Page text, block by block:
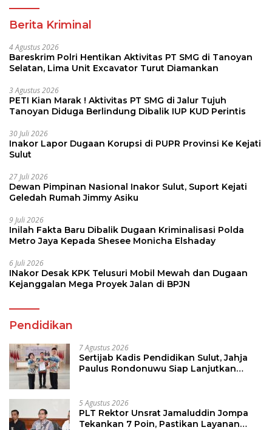
Berita Kriminal
4 Agustus 2026
Bareskrim Polri Hentikan Aktivitas PT SMG di Tanoyan
Selatan, Lima Unit Excavator Turut Diamankan
3 Agustus 2026
PETI Kian Marak ! Aktivitas PT SMG di Jalur Tujuh
Tanoyan Diduga Berlindung Dibalik IUP KUD Perintis
30 Juli 2026
Inakor Lapor Dugaan Korupsi di PUPR Provinsi Ke Kejati
Sulut
27 Juli 2026
Dewan Pimpinan Nasional Inakor Sulut, Suport Kejati
Geledah Rumah Jimmy Asiku
9 Juli 2026
Inilah Fakta Baru Dibalik Dugaan Kriminalisasi Polda
Metro Jaya Kepada Shesee Monicha Elshaday
6 Juli 2026
INakor Desak KPK Telusuri Mobil Mewah dan Dugaan
Kejanggalan Mega Proyek Jalan di BPJN
Pendidikan
7 Agustus 2026
Sertijab Kadis Pendidikan Sulut, Jahja
Paulus Rondonuwu Siap Lanjutkan
5 Agustus 2026
PLT Rektor Unsrat Jamaluddin Jompa
Tekankan 7 Poin, Pastikan Layanan